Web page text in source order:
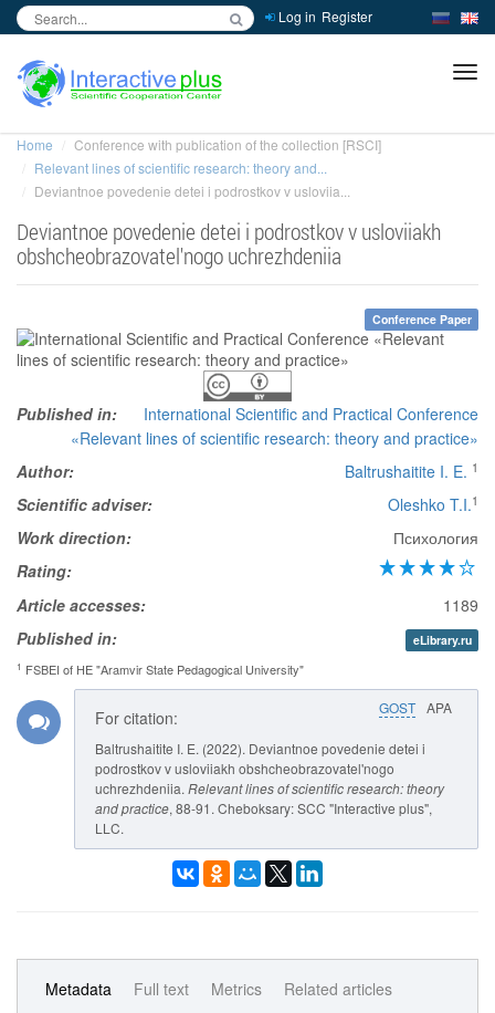
Log in Register
Home
Conference with publication of the collection [RSCI]
Relevant lines of scientific research: theory and...
Deviantnoe povedenie detei i podrostkov v usloviia...
Deviantnoe povedenie detei i podrostkov v usloviiakh
obshcheobrazovatel'nogo uchrezhdeniia
Conference Paper
Published in:
International Scientific and Practical Conference
«Relevant lines of scientific research: theory and practice»
Author:
Baltrushaitite I. E. 1
Scientific adviser: Oleshko T.I.1
Work direction:
Психология
Rating:
Article accesses:
1189
Published in:
eLibrary.ru
1 FSBEI of HE "Aramvir State Pedagogical University"
GOST APA
For citation:
Baltrushaitite I. E. (2022). Deviantnoe povedenie detei i
podrostkov v usloviiakh obshcheobrazovatel'nogo
uchrezhdeniia. Relevant lines of scientific research: theory
and practice, 88-91. Cheboksary: SCC "Interactive plus",
LLC.
Metadata Full text Metrics Related articles